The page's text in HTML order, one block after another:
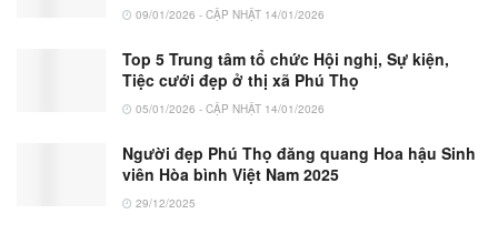
09/01/2026 - CẬP NHẬT 14/01/2026
Top 5 Trung tâm tổ chức Hội nghị, Sự kiện,
Tiệc cưới đẹp ở thị xã Phú Thọ
05/01/2026 - CẬP NHẬT 14/01/2026
Người đẹp Phú Thọ đăng quang Hoa hậu Sinh
viên Hòa bình Việt Nam 2025
29/12/2025